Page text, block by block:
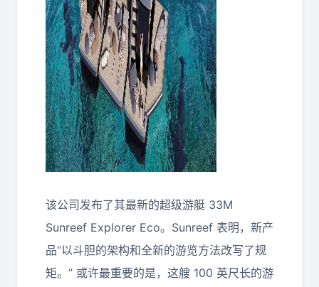
该公司发布了其最新的超级游艇 33M
Sunreef Explorer Eco。Sunreef 表明，新产
品“以斗胆的架构和全新的游览方法改写了规
矩。” 或许最重要的是，这艘 100 英尺长的游